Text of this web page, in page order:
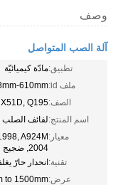
وصف
آلة الصب المتواصل
تطبيق:مادّة كيميائيّة
ملف id:
610mm
الصف:Q195
اسم المنتج:لفائف الصلب
معيار:A924M
2004, ضجيج
تقنية:انحدار حارّ
عرض:to 1500mm